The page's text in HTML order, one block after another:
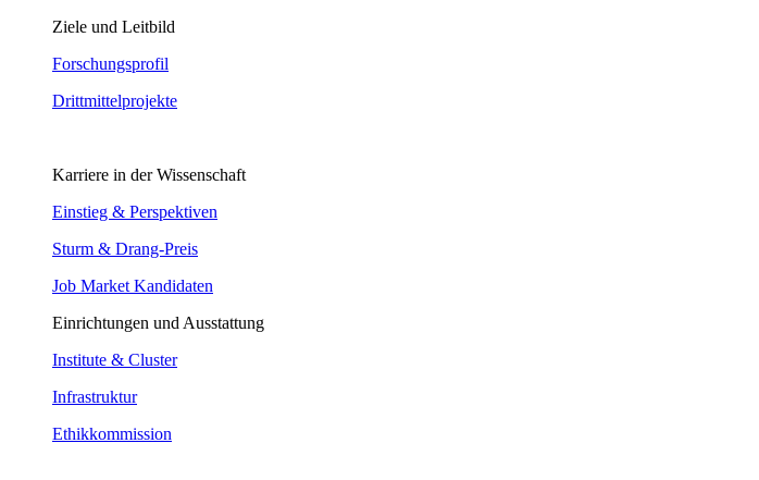
Ziele und Leitbild
Forschungsprofil
Drittmittelprojekte
Karriere in der Wissenschaft
Einstieg & Perspektiven
Sturm & Drang-Preis
Job Market Kandidaten
Einrichtungen und Ausstattung
Institute & Cluster
Infrastruktur
Ethikkommission